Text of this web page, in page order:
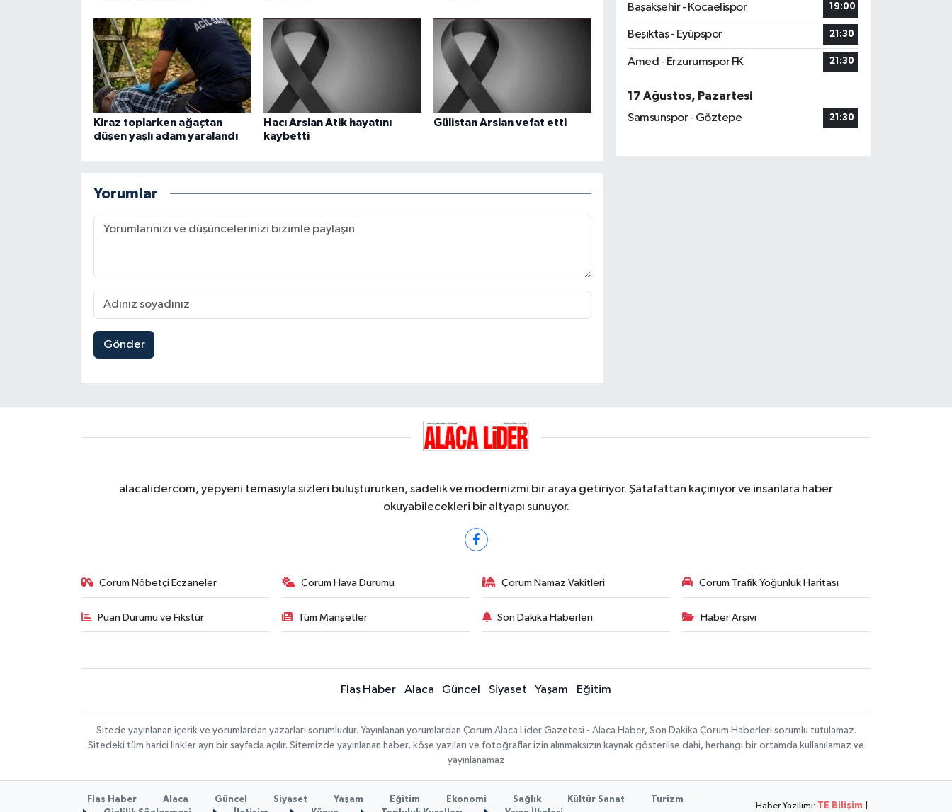
Kiraz toplarken ağaçtan
düşen yaşlı adam yaralandı
Hacı Arslan Atik hayatını
kaybetti
Gülistan Arslan vefat etti
Yorumlar
Gönder
Başakşehir - Kocaelispor
19:00
Beşiktaş - Eyüpspor 21:30
Amed - Erzurumspor FK 21:30
17 Ağustos, Pazartesi
Samsunspor - Göztepe
21:30
alacalidercom, yepyeni temasıyla sizleri buluştururken, sadelik ve modernizmi bir araya getiriyor. Şatafattan kaçınıyor ve insanlara haber
okuyabilecekleri bir altyapı sunuyor.
Çorum Nöbetçi Eczaneler Çorum Hava Durumu Çorum Namaz Vakitleri Çorum Trafik Yoğunluk Haritası
Puan Durumu ve Fikstür Tüm Manşetler Son Dakika Haberleri Haber Arşivi
Flaş Haber Alaca Güncel Siyaset Yaşam Eğitim
Sitede yayınlanan içerik ve yorumlardan yazarları sorumludur. Yayınlanan yorumlardan Çorum Alaca Lider Gazetesi - Alaca Haber, Son Dakika Çorum Haberleri sorumlu tutulamaz.
Sitedeki tüm harici linkler ayrı bir sayfada açılır. Sitemizde yayınlanan haber, köşe yazıları ve fotoğraflar izin alınmaksızın kaynak gösterilse dahi, herhangi bir ortamda kullanılamaz ve
yayınlanamaz
Flaş Haber Alaca Güncel Siyaset Yaşam Eğitim Ekonomi Sağlık Kültür Sanat
Turizm
Haber Yazılımı: TE Bilişim